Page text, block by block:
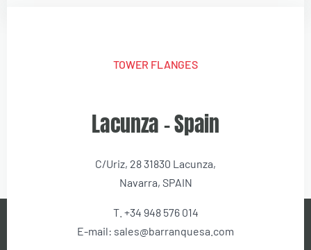
TOWER FLANGES
Lacunza – Spain
C/Uriz, 28 31830 Lacunza,
Navarra, SPAIN
T. +34 948 576 014
E-mail: sales@barranquesa.com